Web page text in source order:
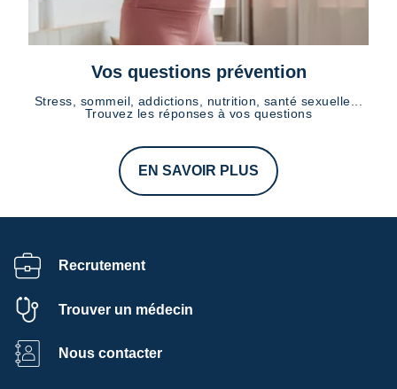
Vos questions prévention
Stress, sommeil, addictions, nutrition, santé sexuelle...
Trouvez les réponses à vos questions
EN SAVOIR PLUS
Recrutement
Trouver un médecin
Nous contacter